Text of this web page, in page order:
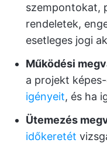
szempontokat,
rendeletek,
esetleges jogi
Működési
a projekt
igényeit, és ha
Ütemezés
időkeretét